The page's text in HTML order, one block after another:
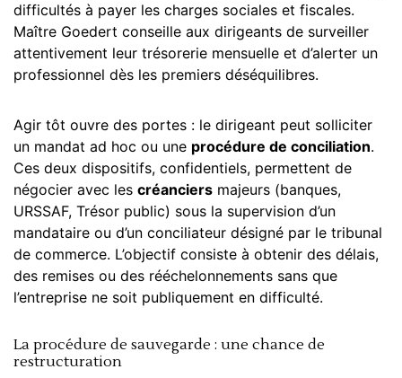
difficultés à payer les charges sociales et fiscales.
Maître Goedert conseille aux dirigeants de surveiller
attentivement leur trésorerie mensuelle et d’alerter un
professionnel dès les premiers déséquilibres.
Agir tôt ouvre des portes : le dirigeant peut solliciter
un mandat ad hoc ou une procédure de conciliation.
Ces deux dispositifs, confidentiels, permettent de
négocier avec les créanciers majeurs (banques,
URSSAF, Trésor public) sous la supervision d’un
mandataire ou d’un conciliateur désigné par le tribunal
de commerce. L’objectif consiste à obtenir des délais,
des remises ou des rééchelonnements sans que
l’entreprise ne soit publiquement en difficulté.
La procédure de sauvegarde : une chance de
restructuration